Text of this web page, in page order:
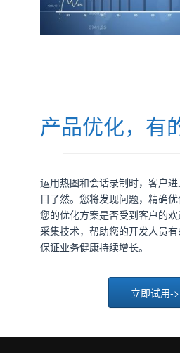
产品优化，有
运用热图和会话录制时，客户
目了然。您将发现问题，精确
您的优化方案是否受到客户的
采集技术，帮助您的开发人员有
保证业务健康持续增长。
立即试用-